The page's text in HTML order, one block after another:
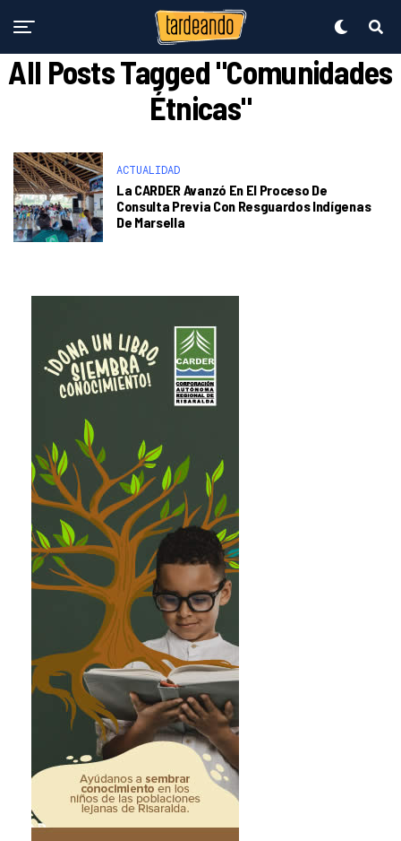
All Posts Tagged "comunidades
Étnicas"
ACTUALIDAD
La CARDER Avanzó En El Proceso De
Consulta Previa Con Resguardos Indígenas
De Marsella